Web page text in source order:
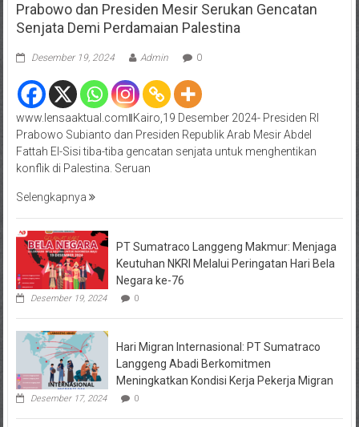
Prabowo dan Presiden Mesir Serukan Gencatan
Senjata Demi Perdamaian Palestina
Desember 19, 2024 Admin 0
www.lensaaktual.comǁKairo,19 Desember 2024- Presiden RI
Prabowo Subianto dan Presiden Republik Arab Mesir Abdel
Fattah El-Sisi tiba-tiba gencatan senjata untuk menghentikan
konflik di Palestina. Seruan
Selengkapnya
PT Sumatraco Langgeng Makmur: Menjaga
Keutuhan NKRI Melalui Peringatan Hari Bela
Negara ke-76
Desember 19, 2024 0
Hari Migran Internasional: PT Sumatraco
Langgeng Abadi Berkomitmen
Meningkatkan Kondisi Kerja Pekerja Migran
Desember 17, 2024 0